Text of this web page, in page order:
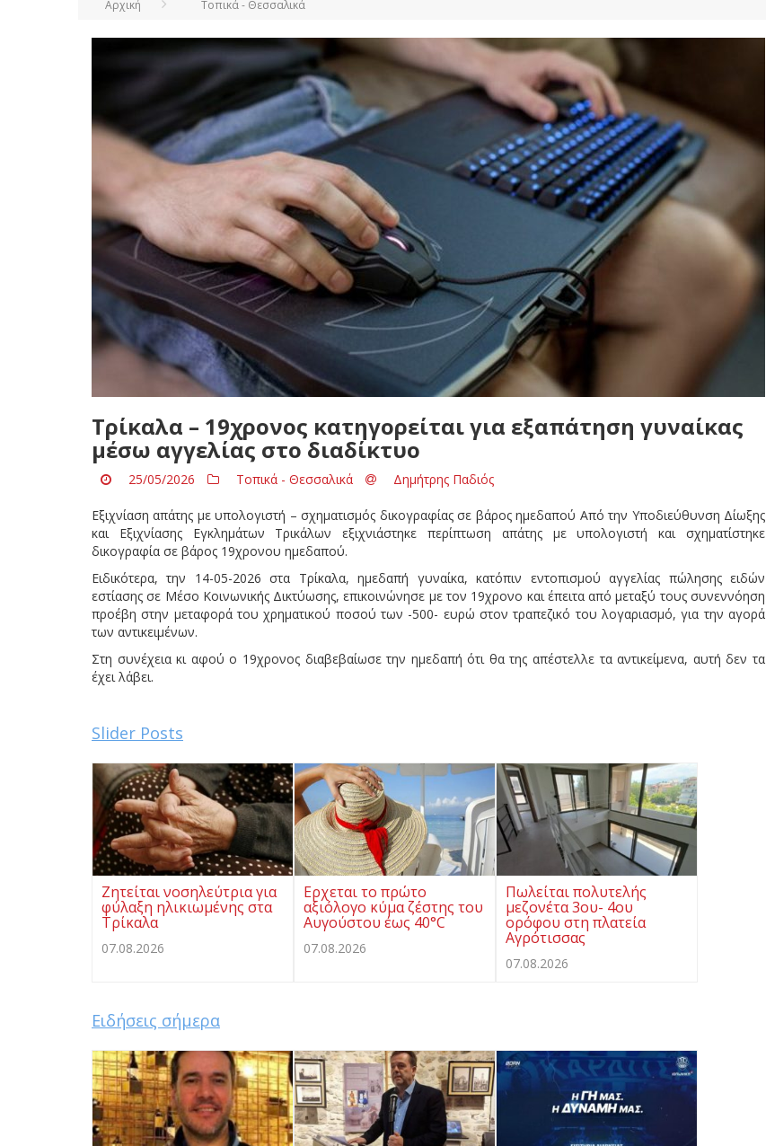
Αρχική Τοπικά - Θεσσαλικά
Τρίκαλα – 19χρονος κατηγορείται για εξαπάτηση γυναίκας
μέσω αγγελίας στο διαδίκτυο
25/05/2026 Τοπικά - Θεσσαλικά Δημήτρης Παδιός
Εξιχνίαση απάτης με υπολογιστή – σχηματισμός δικογραφίας σε βάρος ημεδαπού Από την Υποδιεύθυνση Δίωξης
και Εξιχνίασης Εγκλημάτων Τρικάλων εξιχνιάστηκε περίπτωση απάτης με υπολογιστή και σχηματίστηκε
δικογραφία σε βάρος 19χρονου ημεδαπού.
Ειδικότερα, την 14-05-2026 στα Τρίκαλα, ημεδαπή γυναίκα, κατόπιν εντοπισμού αγγελίας πώλησης ειδών
εστίασης σε Μέσο Κοινωνικής Δικτύωσης, επικοινώνησε με τον 19χρονο και έπειτα από μεταξύ τους συνεννόηση
προέβη στην μεταφορά του χρηματικού ποσού των -500- ευρώ στον τραπεζικό του λογαριασμό, για την αγορά
των αντικειμένων.
Στη συνέχεια κι αφού ο 19χρονος διαβεβαίωσε την ημεδαπή ότι θα της απέστελλε τα αντικείμενα, αυτή δεν τα
έχει λάβει.
Slider Posts
Ζητείται νοσηλεύτρια για
φύλαξη ηλικιωμένης στα
Τρίκαλα
07.08.2026
Ερχεται το πρώτο
αξιόλογο κύμα ζέστης του
Αυγούστου έως 40°C
07.08.2026
Πωλείται πολυτελής
μεζονέτα 3ου- 4ου
ορόφου στη πλατεία
Αγρότισσας
07.08.2026
Ειδήσεις σήμερα